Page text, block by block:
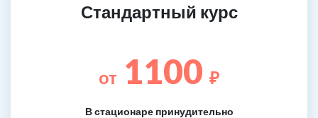
Стандартный курс
от 1100 ₽
В стационаре принудительно